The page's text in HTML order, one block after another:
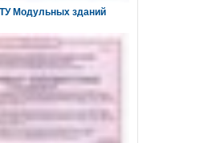
Модульных зданий